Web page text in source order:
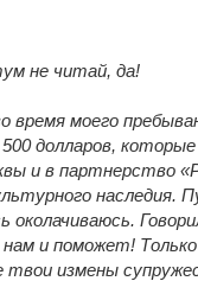
не читай, да!
моего
долларов,
и в партнерство
наследия.
и поможет!
твои измены